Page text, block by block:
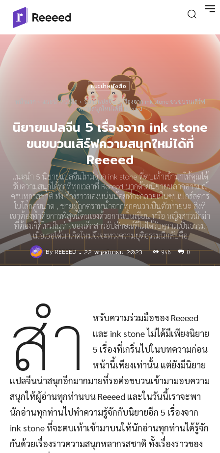
แนะนำหนังสือ
หน้าแรก แนะนำหนังสือ
นิยายแปลจีน 5 เรื่องจาก ink stone ขนขบวนเสิร์ฟ
ความสนุกใหม่ได้ที่ Reeeed
นิยายแปลจีน 5 เรื่องจาก ink stone
ขนขบวนเสิร์ฟความสนุกใหม่ได้ที่
Reeeed
แนะนำ 5 นิยายแปลจีนใหม่จาก ink stone ที่ตบเท้าเข้ามาให้คุณได้
รับความสนุกได้ทุกที่ทุกเวลาที่ Reeeed มากด้วยนิยายหลากอารมณ์
ครบทุกรสชาติ ทั้งเรื่องราวของหนุ่มน้อยที่จะกลายเป็นซุปเปอร์สตาร์
ในโลกคู่ขนาด , ชายผู้ถูกตราหน้าจากทุกคนว่าเป็นตัวหายนะ สิ่งที่
เขาต้องทำคือการพิสูจน์ตนเองด้วยการเป็นเซียน หรือ หญิงสาวนักฆ่า
ที่ต้องเกิดใหม่ในร่างของเด็กสาวอัปลักษณ์ที่ไม่ได้รับความเป็นธรรม
เมื่อเธอได้มาเกิดใหม่จึงจะทวงความยุติธรรมนี้กลับคือ
ByREEEED - 22 พฤศจิกายน 2023 946 0
สำ
หรับความร่วมมือของ Reeeed
และ ink stone ไม่ได้มีเพียงนิยาย
5 เรื่องที่เกริ่นไปในบทความก่อน
หน้านี้เพียงเท่านั้น แต่ยังมีนิยาย
แปลจีนน่าสนุกอีกมากมายที่รอต่อขบวนเข้ามามอบความ
สนุกให้ผู้อ่านทุกท่านบน Reeeed และในวันนี้เราจะพา
นักอ่านทุกท่านไปทำความรู้จักกับนิยายอีก 5 เรื่องจาก
ink stone ที่จะตบเท้าเข้ามาบนให้นักอ่านทุกท่านได้รู้จัก
กันด้วยเรื่องราวความสนุกหลากรสชาติ ทั้งเรื่องราวของ